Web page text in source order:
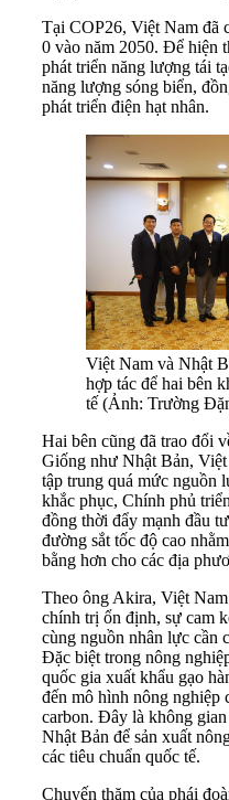
Tại COP26, Việt Nam đã
0 vào năm 2050. Để hiện
phát triển năng lượng tái
năng lượng sóng biển,
phát triển điện hạt nhân.
Việt Nam và Nhật
hợp tác để hai bên
tế (Ảnh: Trường
Hai bên cũng đã trao đổi
Giống như Nhật Bản,
tập trung quá mức nguồn
khắc phục, Chính phủ
đồng thời đẩy mạnh đầu
đường sắt tốc độ cao
bằng hơn cho các địa
Theo ông Akira, Việt
chính trị ổn định, sự cam
cùng nguồn nhân lực cần
Đặc biệt trong nông
quốc gia xuất khẩu gạo
đến mô hình nông nghiệp
carbon. Đây là không
Nhật Bản để sản xuất
các tiêu chuẩn quốc tế.
Chuyến thăm của phái